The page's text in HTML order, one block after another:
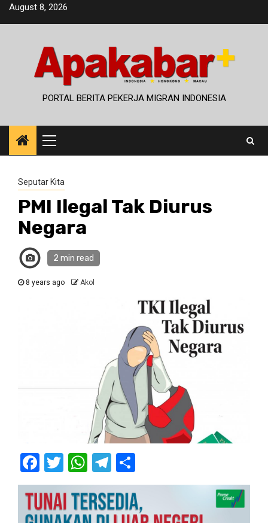
SkipAugust 8, 2026
PORTAL BERITA PEKERJA MIGRAN INDONESIA
Primary
Menu
Seputar Kita
PMI Ilegal Tak Diurus
Negara
2 min read
8 years ago Akol
Facebook
Twitter
WhatsApp
Telegram